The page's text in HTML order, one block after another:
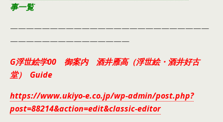
事一覧
—————————————————————————
———————————————
G浮世絵学00 御案内 酒井雁高（浮世絵・酒井好古
堂） Guide
https://www.ukiyo-e.co.jp/wp-admin/post.php?
post=88214&action=edit&classic-editor